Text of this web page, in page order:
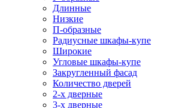
Длинные
Низкие
П-образные
Радиусные шкафы-купе
Широкие
Угловые шкафы-купе
Закругленный фасад
Количество дверей
2-х дверные
3-х дверные